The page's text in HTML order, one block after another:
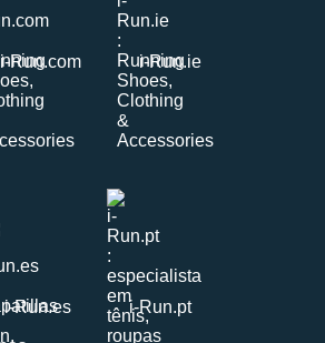
i-Run.com i-Run.ie
i-Run.es i-Run.pt